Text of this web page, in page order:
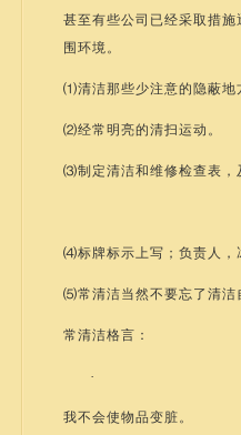
甚至有些公司已经采取措
围环境。
⑴清洁那些少注意的隐蔽地
⑵经常明亮的清扫运动。
⑶制定清洁和维修检查表，
⑷标牌标示上写；负责人，
⑸常清洁当然不要忘了清洁
常清洁格言：
·
我不会使物品变脏。